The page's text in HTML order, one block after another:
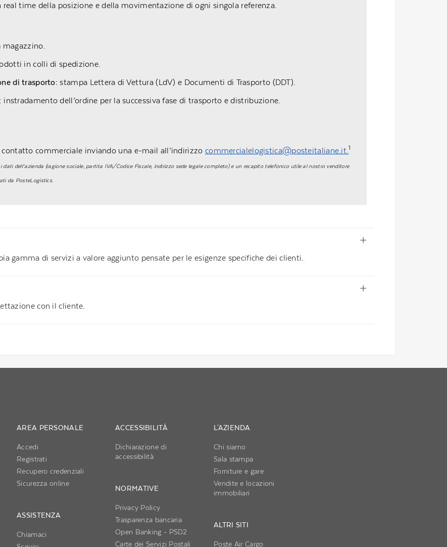
time della posizione e della movimentazione di ogni singola referenza.
magazzino.
in colli di spedizione.
di trasporto: stampa Lettera di Vettura (LdV) e Documenti di Trasporto (DDT).
: instradamento dell’ordine per la successiva fase di trasporto e distribuzione.
commerciale inviando una e-mail all’indirizzo commercialelogistica@posteitaliane.it.1
dell’azienda (ragione sociale, partita IVA/Codice Fiscale, indirizzo sede legale completo) e un recapito telefonico utile al nostro venditore
da PosteLogistics.
gamma di servizi a valore aggiunto pensate per le esigenze specifiche dei clienti.
con il cliente.
AREA PERSONALE
Accedi
Registrati
Recupero credenziali
Sicurezza online
ASSISTENZA
Chiamaci
ACCESSIBILITÀ
Dichiarazione di
accessibilità
NORMATIVE
Privacy Policy
Trasparenza bancaria
Open Banking - PSD2
Carte dei Servizi Postali
L'AZIENDA
Chi siamo
Sala stampa
Forniture e gare
Vendite e locazioni
immobiliari
ALTRI SITI
Poste Air Cargo